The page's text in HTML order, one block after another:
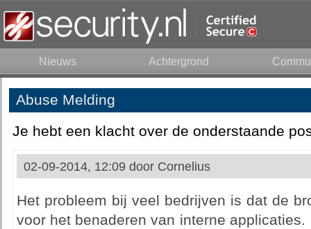
Nieuws Achtergrond
Abuse Melding
Je hebt een klacht over de onderstaande
02-09-2014, 12:09 door Cornelius
Het probleem bij veel bedrijven is dat de
voor het benaderen van interne